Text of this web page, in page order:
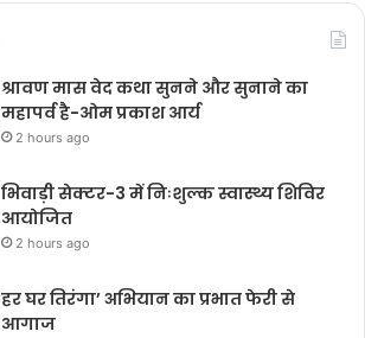
श्रावण मास वेद कथा सुनने और सुनाने का
महापर्व है-ओम प्रकाश आर्य
2 hours ago
भिवाड़ी सेक्टर-3 में निःशुल्क स्वास्थ्य शिविर
आयोजित
2 hours ago
हर घर तिरंगा’ अभियान का प्रभात फेरी से
आगाज